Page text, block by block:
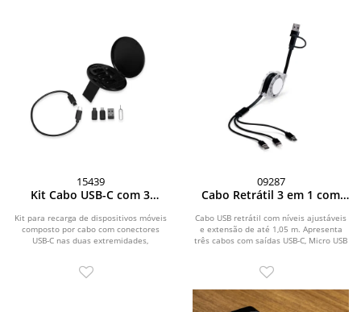
15439
Kit Cabo USB-C com 3
Kit para recarga de dispositivos móveis
composto por cabo com conectores
USB-C nas duas extremidades,
09287
Cabo Retrátil 3 em 1 com
Cabo USB retrátil com níveis ajustáveis
e extensão de até 1,05 m. Apresenta
três cabos com saídas USB-C, Micro USB